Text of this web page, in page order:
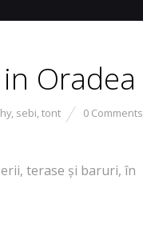
Oradea
, sebi,tont 0 Comments
terase și baruri, în